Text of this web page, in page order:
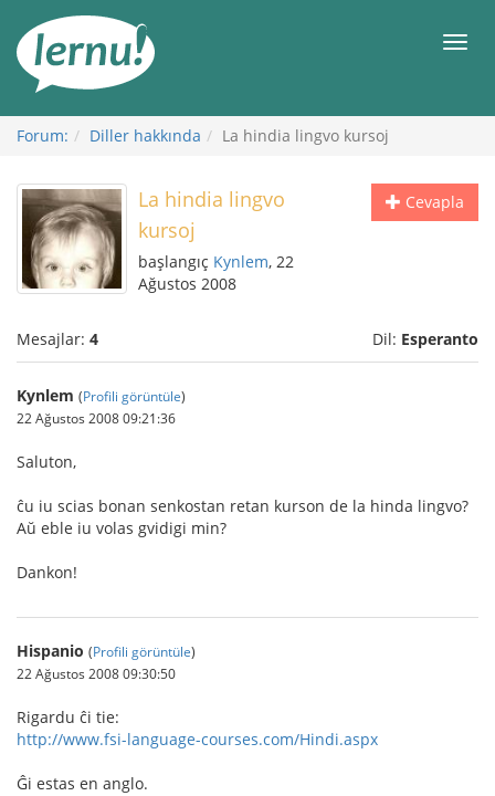
Görüntüleme
Forum: Diller hakkında La hindia lingvo kursoj
Cevapla
La hindia lingvo
kursoj
başlangıç Kynlem, 22
Ağustos 2008
Mesajlar: 4 Dil: Esperanto
Kynlem (Profili görüntüle)
22 Ağustos 2008 09:21:36
Saluton,
ĉu iu scias bonan senkostan retan kurson de la hinda lingvo?
Aŭ eble iu volas gvidigi min?
Dankon!
Hispanio (Profili görüntüle)
22 Ağustos 2008 09:30:50
Rigardu ĉi tie:
http://www.fsi-language-courses.com/Hindi.aspx
Ĝi estas en anglo.